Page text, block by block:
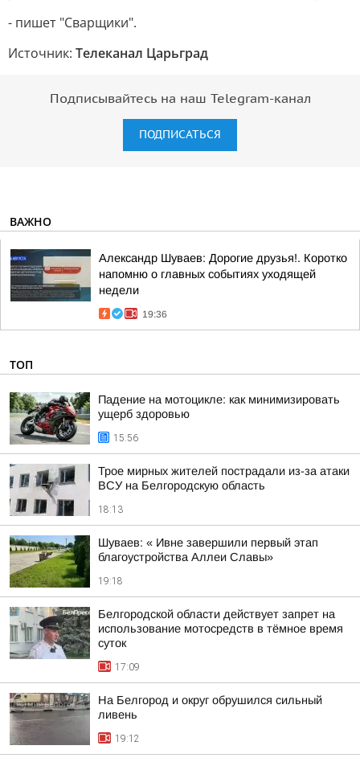
- пишет "Сварщики".
Источник: Телеканал Царьград
Подписывайтесь на наш Telegram-канал
ПОДПИСАТЬСЯ
ВАЖНО
Александр Шуваев: Дорогие друзья!. Коротко
напомню о главных событиях уходящей
недели
19:36
ТОП
Падение на мотоцикле: как минимизировать
ущерб здоровью
15:56
Трое мирных жителей пострадали из-за атаки
ВСУ на Белгородскую область
18:13
Шуваев: « Ивне завершили первый этап
благоустройства Аллеи Славы»
19:18
Белгородской области действует запрет на
использование мотосредств в тёмное время
суток
17:09
На Белгород и округ обрушился сильный
ливень
19:12